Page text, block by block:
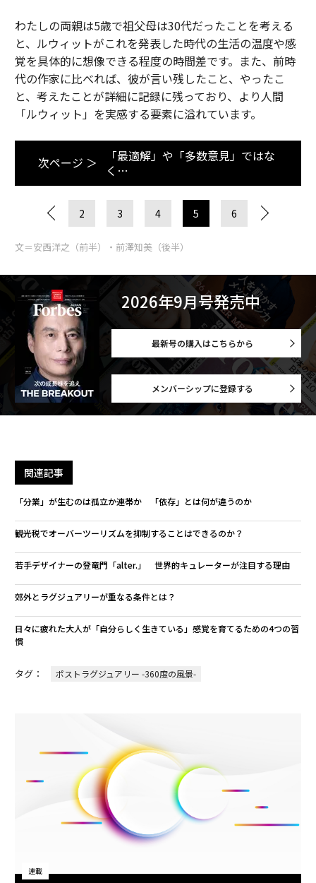
わたしの両親は5歳で祖父母は30代だったことを考える
と、ルウィットがこれを発表した時代の生活の温度や感
覚を具体的に想像できる程度の時間差です。また、前時
代の作家に比べれば、彼が言い残したこと、やったこ
と、考えたことが詳細に記録に残っており、より人間
「ルウィット」を実感する要素に溢れています。
次ページ ＞
「最適解」や「多数意見」ではな
く…
2 3 4 5 6
文＝安西洋之（前半）・前澤知美（後半）
2026年9月号発売中
最新号の購入はこちらから
メンバーシップに登録する
関連記事
「分業」が生むのは孤立か連帯か 「依存」とは何が違うのか
観光税でオーバーツーリズムを抑制することはできるのか？
若手デザイナーの登竜門「alter.」 世界的キュレーターが注目する理由
郊外とラグジュアリーが重なる条件とは？
日々に疲れた大人が「自分らしく生きている」感覚を育てるための4つの習
慣
タグ： ポストラグジュアリー -360度の風景-
連載